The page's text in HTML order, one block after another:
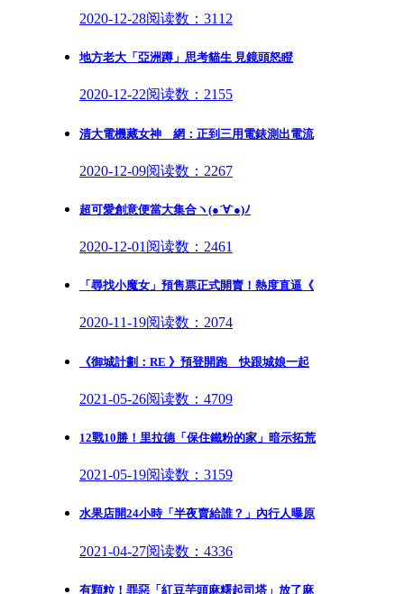
2020-12-28阅读数：3112
地方老大「亞洲蹲」思考貓生 見鏡頭怒瞪
2020-12-22阅读数：2155
清大電機藏女神 網：正到三用電錶測出電流
2020-12-09阅读数：2267
超可愛創意便當大集合ヽ(●´∀`●)ﾉ
2020-12-01 阅读数：2461
「尋找小魔女」預售票正式開賣！熱度直逼《
2020-11-19阅读数：2074
《御城計劃：RE 》預登開跑 快跟城娘一起
2021-05-26阅读数：4709
12戰10勝！里拉德「保住鐵粉的家」暗示拓荒
2021-05-19阅读数：3159
水果店開24小時「半夜賣給誰？」內行人曝原
2021-04-27阅读数：4336
有顆粒！罪惡「紅豆芋頭麻糬起司塔」放了麻